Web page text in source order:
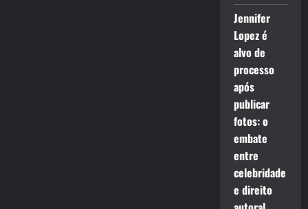
Jennifer
Lopez é
alvo de
processo
após
publicar
fotos: o
embate
entre
celebridade
e direito